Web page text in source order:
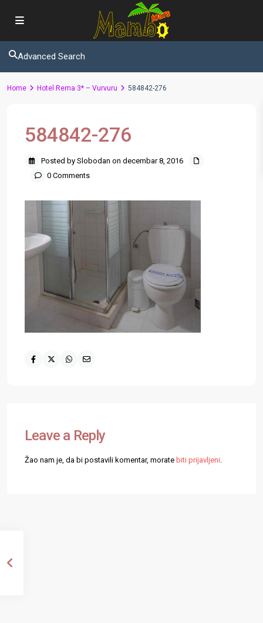
Advanced Search
Home Hotel Rema 3* – Vurvuru 584842-276
584842-276
Posted by Slobodan on decembar 8, 2016
0 Comments
Leave a Reply
Žao nam je, da bi postavili komentar, morate biti prijavljeni.